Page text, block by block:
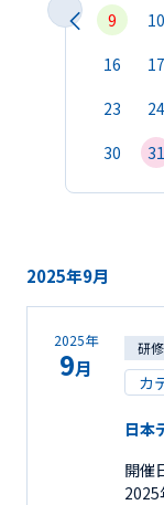
9
10
16
17
23
24
30
31
2025年9月
2025年
9月
研
カ
日本
開催
2025